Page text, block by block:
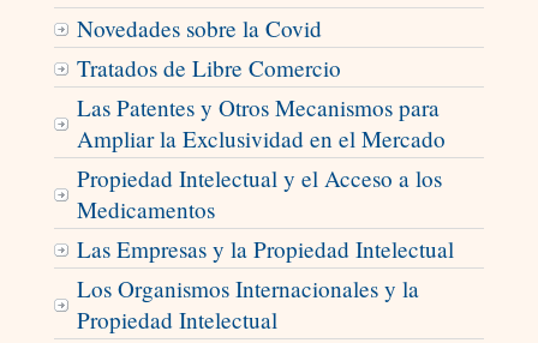
Novedades sobre la Covid
Tratados de Libre Comercio
Las Patentes y Otros Mecanismos para
Ampliar la Exclusividad en el Mercado
Propiedad Intelectual y el Acceso a los
Medicamentos
Las Empresas y la Propiedad Intelectual
Los Organismos Internacionales y la
Propiedad Intelectual